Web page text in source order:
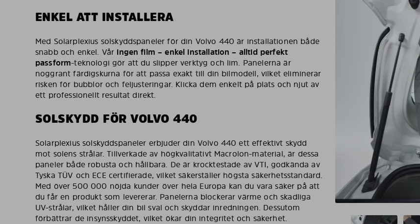
ENKEL ATT INSTALLERA
Med Solarplexius solskyddspaneler för din Volvo 440 är installationen både
snabb och enkel. Vår ingen film – enkel installation – alltid perfekt
passform-teknologi gör att du slipper verktyg och lim. Panelerna är
noggrant färdigskurna för att passa exakt till din bilmodell, vilket eliminerar
risken för bubblor och feljusteringar. Klicka dem enkelt på plats och njut av
ett professionellt resultat direkt.
SOLSKYDD FÖR VOLVO 440
Solarplexius solskyddspaneler erbjuder din Volvo 440 ett effektivt skydd
mot solens strålar. Tillverkade av högkvalitativt Macrolon-material, är dessa
paneler både robusta och hållbara. De är krocktestade av VTI, godkända av
Tyska TÜV och ECE certifierade, vilket säkerställer högsta säkerhetsstandard.
Med över 500 000 nöjda kunder över hela Europa kan du vara säker på att
du får en produkt som levererar. Panelerna blockerar värme och skadliga
UV-strålar, vilket håller din bil sval och skyddar inredningen. Dessutom
förbättrar de insynsskyddet, vilket ökar din integritet och säkerhet.